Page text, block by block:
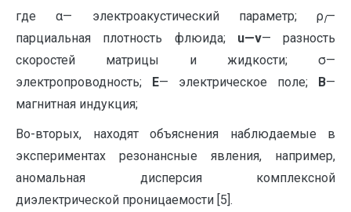
где α— электроакустический параметр; ρl—
парциальная плотность флюида; u—v— разность
скоростей матрицы и жидкости; σ—
электропроводность;
E— электрическое поле; B—
магнитная индукция;
Во-вторых, находят объяснения наблюдаемые в
экспериментах резонансные явления, например,
аномальная дисперсия комплексной
диэлектрической проницаемости [5].